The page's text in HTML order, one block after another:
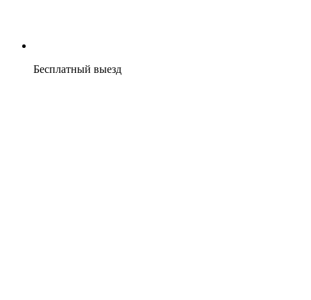
Бесплатный выезд